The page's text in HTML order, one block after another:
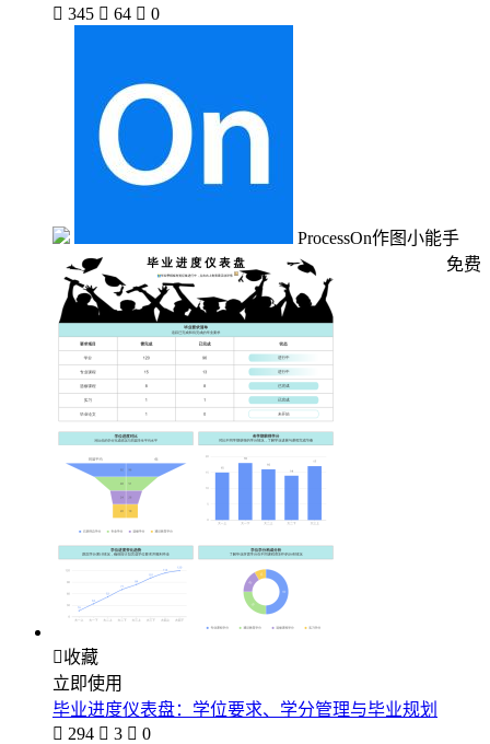
 345  64  0
ProcessOn作图小能手
免费
收藏
立即使用
毕业进度仪表盘：学位要求、学分管理与毕业规划
 294  3  0